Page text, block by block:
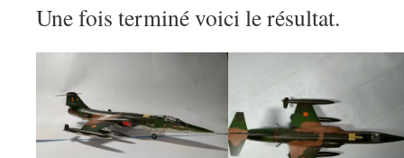
Une fois terminé voici le résultat.